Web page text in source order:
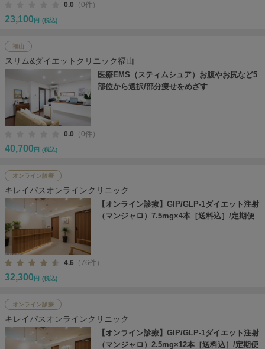
0.0 （0件）
23,100 円 (税込)
福山
スリム&ダイエットクリニック福山
医療EMS（スティムシュア）お腹やお尻など5
部位から選択/部分痩せをめざす
0.0 （0件）
40,700 円 (税込)
オンライン診療
キレイパスオンラインクリニック
【オンライン診療】GIP/GLP-1ダイエット注射
（マンジャロ）7.5mg×4本［送料込］/定期便
4.6 （76件）
32,300 円 (税込)
オンライン診療
キレイパスオンラインクリニック
【オンライン診療】GIP/GLP-1ダイエット注射
（マンジャロ）2.5mg×12本［送料込］/定期便